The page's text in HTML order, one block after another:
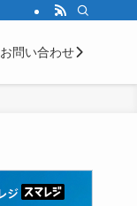
お問い合わせ